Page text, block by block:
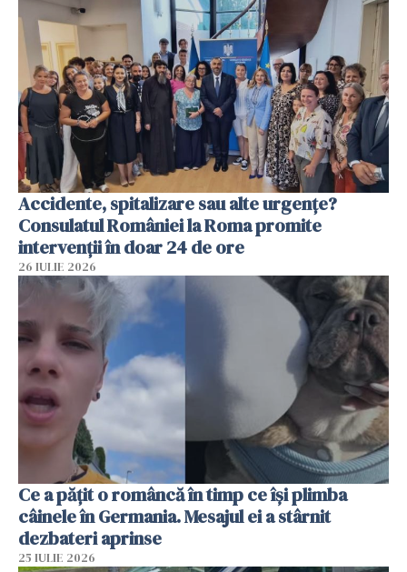
Accidente, spitalizare sau alte urgențe?
Consulatul României la Roma promite
intervenții în doar 24 de ore
26 IULIE 2026
Ce a pățit o româncă în timp ce își plimba
câinele în Germania. Mesajul ei a stârnit
dezbateri aprinse
25 IULIE 2026